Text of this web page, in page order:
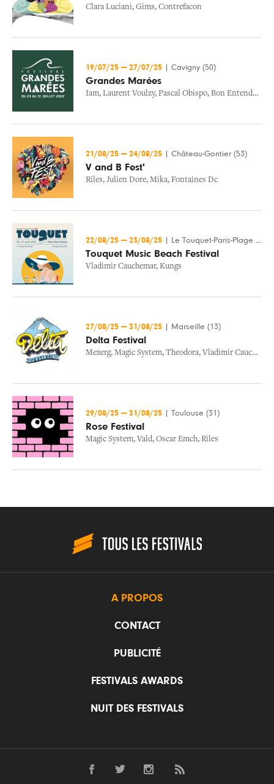
Clara Luciani, Gims, Contrefacon
19/07/25 — 27/07/25 Cavigny (50)
Grandes Marées
Iam, Laurent Voulzy, Pascal Obispo, Bon Entendeur
21/08/25 — 24/08/25 Château-Gontier (53)
V and B Fest'
Riles, Julien Dore, Mika, Fontaines Dc
22/08/25 — 23/08/25 Le Touquet-Paris-Plage (62)
Touquet Music Beach Festival
Vladimir Cauchemar, Kungs
27/08/25 — 31/08/25 Marseille (13)
Delta Festival
Mezerg, Magic System, Theodora, Vladimir Cauchemar
29/08/25 — 31/08/25 Toulouse (31)
Rose Festival
Magic System, Vald, Oscar Emch, Riles
A PROPOS
CONTACT
PUBLICITÉ
FESTIVALS AWARDS
NUIT DES FESTIVALS